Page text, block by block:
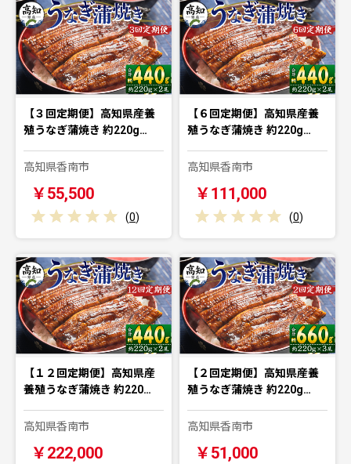
【３回定期便】高知県産養
殖うなぎ蒲焼き 約220g…
高知県香南市
￥55,500
(0)
【６回定期便】高知県産養
殖うなぎ蒲焼き 約220g…
高知県香南市
￥111,000
(0)
【１２回定期便】高知県産
養殖うなぎ蒲焼き 約220…
高知県香南市
￥222,000
【２回定期便】高知県産養
殖うなぎ蒲焼き 約220g…
高知県香南市
￥51,000